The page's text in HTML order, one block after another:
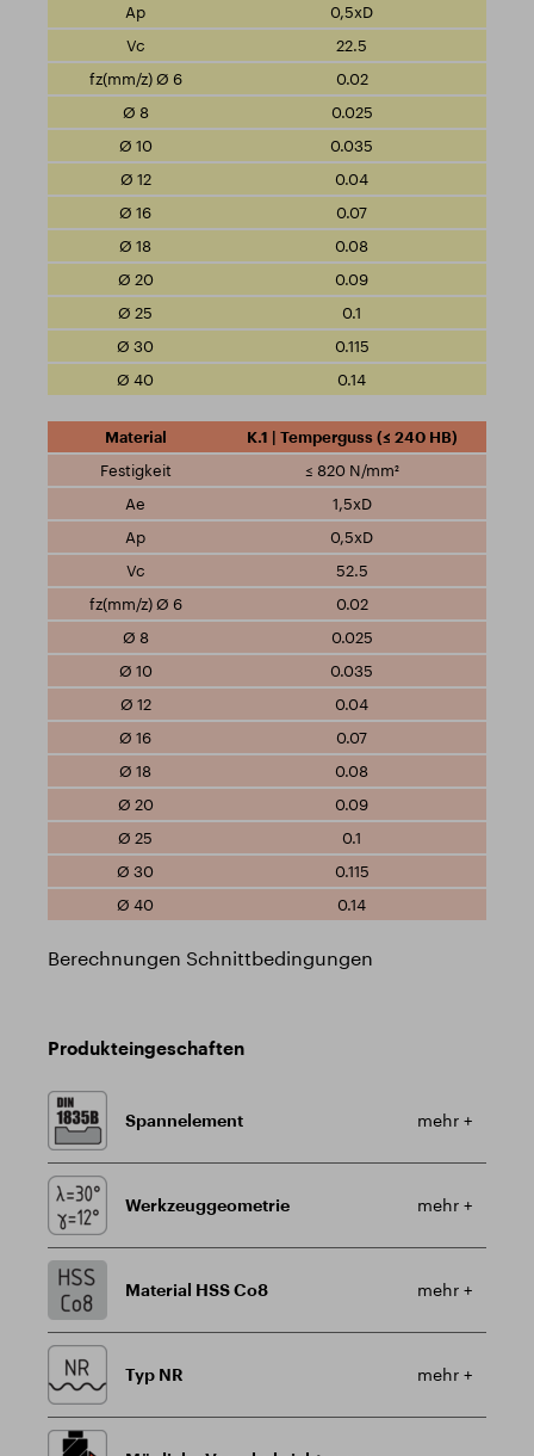
0,5xD
22.5
0.02
0.025
0.035
0.04
0.07
0.08
0.09
0.1
0.115
0.14
K.1 | Temperguss (≤ 240 HB)
≤ 820 N/mm²
1,5xD
0,5xD
52.5
0.02
0.025
0.035
0.04
0.07
0.08
0.09
0.1
0.115
0.14
Berechnungen Schnittbedingungen
Produkteingeschaften
Spannelement mehr +
Werkzeuggeometrie mehr +
Material HSS Co8 mehr +
Typ NR mehr +